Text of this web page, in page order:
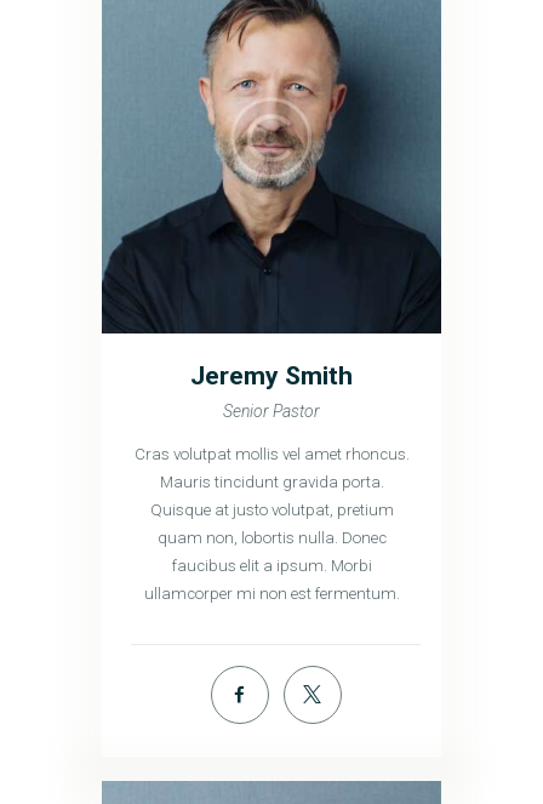
Jeremy Smith
Senior Pastor
Cras volutpat mollis vel amet rhoncus.
Mauris tincidunt gravida porta.
Quisque at justo volutpat, pretium
quam non, lobortis nulla. Donec
faucibus elit a ipsum. Morbi
ullamcorper mi non est fermentum.